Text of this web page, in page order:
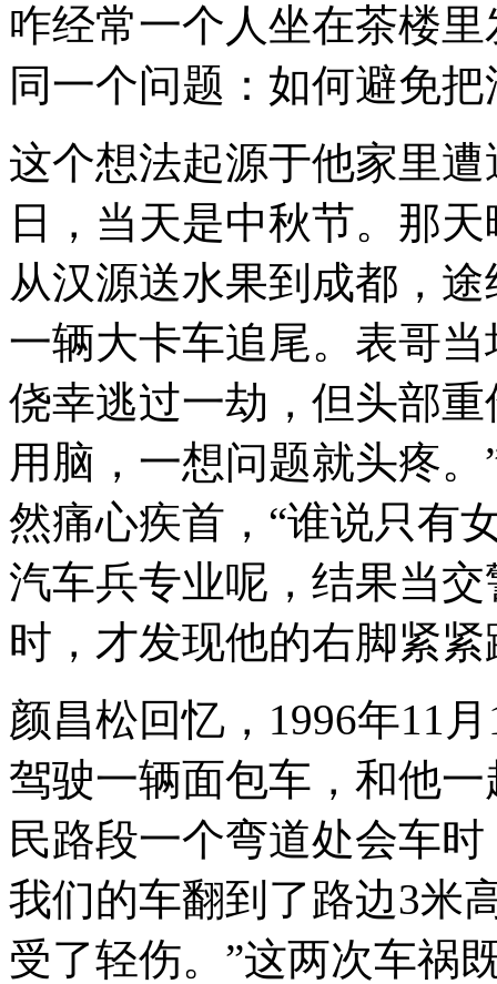
咋经常一个人坐在茶楼
同一个问题：如何避免
这个想法起源于他家里
日，当天是中秋节。那
从汉源送水果到成都，
一辆大卡车追尾。表哥
侥幸逃过一劫，但头部
用脑，一想问题就头疼
然痛心疾首，“谁说只有
汽车兵专业呢，结果当
时，才发现他的右脚紧紧
颜昌松回忆，1996年11
驾驶一辆面包车，和他
民路段一个弯道处会车
我们的车翻到了路边3米
受了轻伤。”这两次车祸